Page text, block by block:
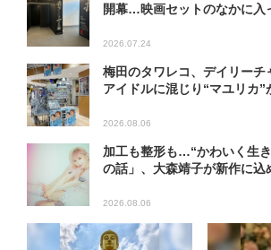
開幕…映画セットのなかに入
2026.07.24
梅田のタワレコ、デイリーチ
アイドルに混じり“マユリカ
2026.08.06
加工も整形も…“かわいく生
の話」、大森靖子が新作に込
2026.08.06